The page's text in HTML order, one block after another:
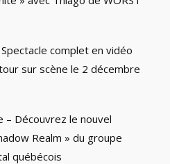
complet en vidéo
sur scène le 2 décembre
– Découvrez le nouvel
Realm » du groupe
québécois